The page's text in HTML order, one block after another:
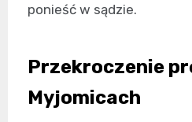
ponieść w sądzie.
Przekroczenie
Myjomicach